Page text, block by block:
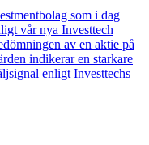
som i dag
vår nya Investtech
av en aktie på
indikerar en starkare
enligt Investtechs